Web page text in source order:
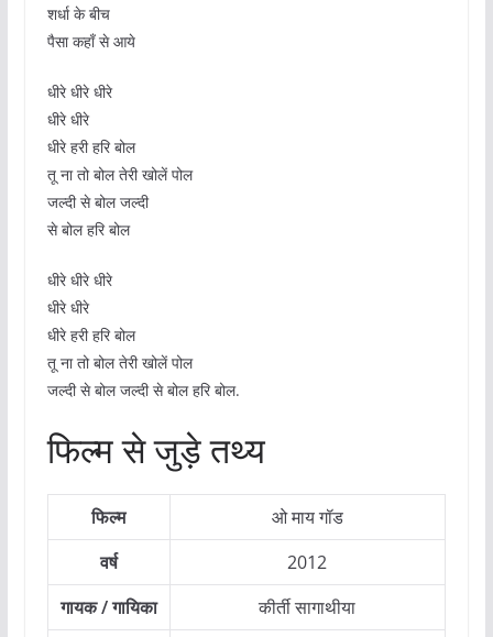
शर्धा के बीच
पैसा कहाँ से आये
धीरे धीरे धीरे
धीरे धीरे
धीरे हरी हरि बोल
तू ना तो बोल तेरी खोलें पोल
जल्दी से बोल जल्दी
से बोल हरि बोल
धीरे धीरे धीरे
धीरे धीरे
धीरे हरी हरि बोल
तू ना तो बोल तेरी खोलें पोल
जल्दी से बोल जल्दी से बोल हरि बोल.
फिल्म से जुड़े तथ्य
फिल्म
ओ माय गॉड
वर्ष
2012
गायक / गायिका
कीर्ती सागाथीया